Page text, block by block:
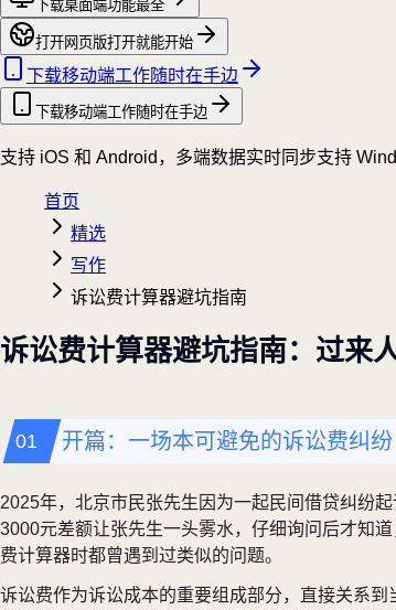
下载桌面端功能最全
打开网页版打开就能开始
下载移动端工作随时在手边
下载移动端工作随时在手边
支持 iOS 和 Android，多端数据实时同步支持
首页
精选
写作
诉讼费计算器避坑指南
诉讼费计算器避坑指南：过来
开篇：一场本可避免的诉讼费纠纷
2025年，北京市民张先生因为一起民间借贷纠纷
3000元差额让张先生一头雾水，仔细询问后才知
费计算器时都曾遇到过类似的问题。
诉讼费作为诉讼成本的重要组成部分，直接关系